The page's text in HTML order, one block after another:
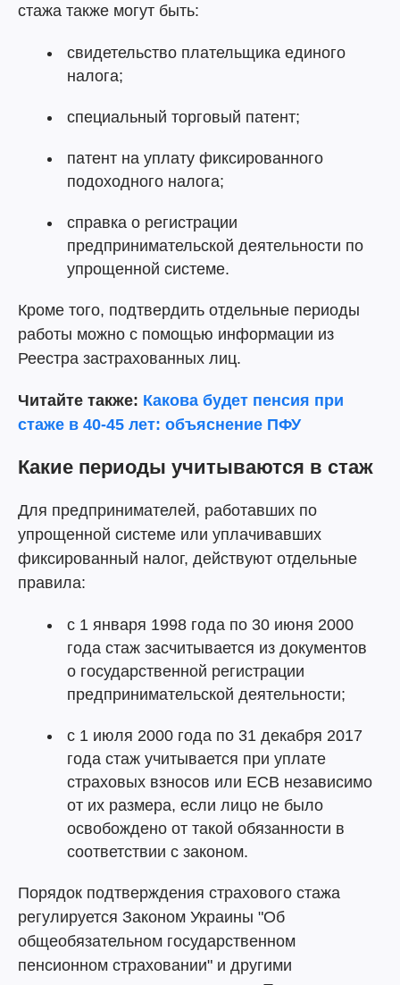
стажа также могут быть:
свидетельство плательщика единого
налога;
специальный торговый патент;
патент на уплату фиксированного
подоходного налога;
справка о регистрации
предпринимательской деятельности по
упрощенной системе.
Кроме того, подтвердить отдельные периоды
работы можно с помощью информации из
Реестра застрахованных лиц.
Читайте также: Какова будет пенсия при
стаже в 40-45 лет: объяснение ПФУ
Какие периоды учитываются в стаж
Для предпринимателей, работавших по
упрощенной системе или уплачивавших
фиксированный налог, действуют отдельные
правила:
с 1 января 1998 года по 30 июня 2000
года стаж засчитывается из документов
о государственной регистрации
предпринимательской деятельности;
с 1 июля 2000 года по 31 декабря 2017
года стаж учитывается при уплате
страховых взносов или ЕСВ независимо
от их размера, если лицо не было
освобождено от такой обязанности в
соответствии с законом.
Порядок подтверждения страхового стажа
регулируется Законом Украины "Об
общеобязательном государственном
пенсионном страховании" и другими